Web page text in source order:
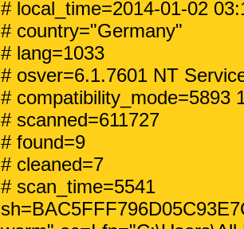
# local_time=2014-01-02
# country="Germany"
# lang=1033
# osver=6.1.7601 NT
# compatibility_mode=5893
# scanned=611727
# found=9
# cleaned=7
# scan_time=5541